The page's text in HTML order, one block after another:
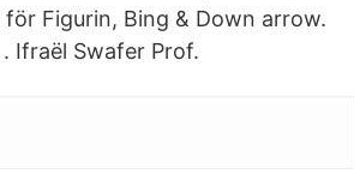
Figurin, Bing & Down arrow.
Ifraël Swafer Prof.